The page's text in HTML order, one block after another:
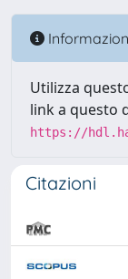
Utilizza
link a questo
https://
Citazioni